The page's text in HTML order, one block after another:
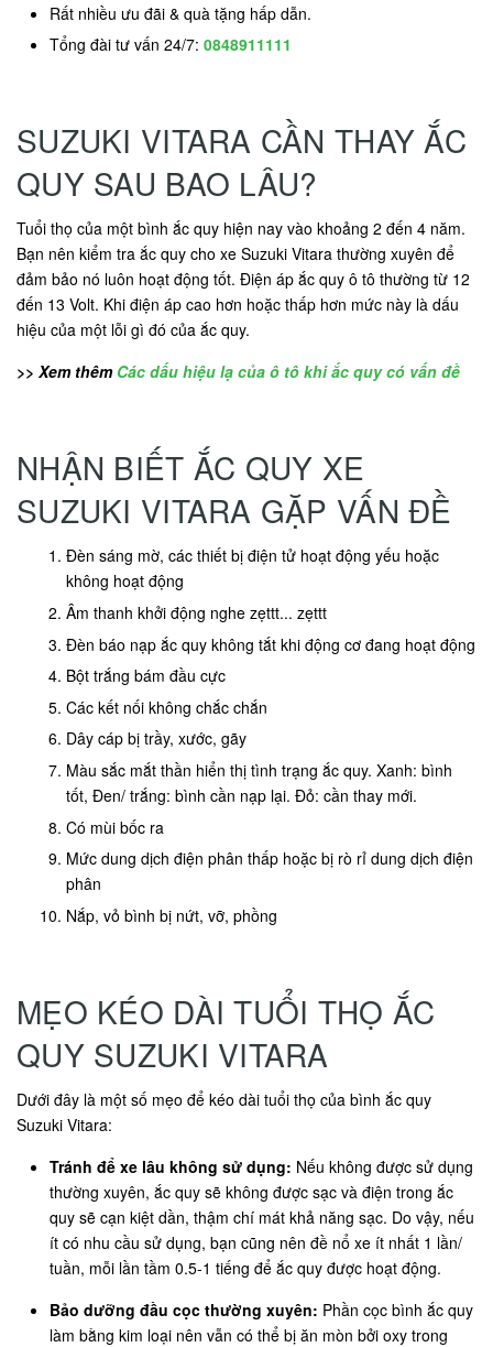
Rất nhiều ưu đãi & quà tặng hấp dẫn.
Tổng đài tư vấn 24/7: 0848911111
SUZUKI VITARA CẦN THAY ẮC
QUY SAU BAO LÂU?
Tuổi thọ của một bình ắc quy hiện nay vào khoảng 2 đến 4 năm.
Bạn nên kiểm tra ắc quy cho xe Suzuki Vitara thường xuyên để
đảm bảo nó luôn hoạt động tốt. Điện áp ắc quy ô tô thường từ 12
đến 13 Volt. Khi điện áp cao hơn hoặc thấp hơn mức này là dấu
hiệu của một lỗi gì đó của ắc quy.
>> Xem thêm Các dấu hiệu lạ của ô tô khi ắc quy có vấn đề
NHẬN BIẾT ẮC QUY XE
SUZUKI VITARA GẶP VẤN ĐỀ
Đèn sáng mờ, các thiết bị điện tử hoạt động yếu hoặc
không hoạt động
Âm thanh khởi động nghe zẹttt... zẹttt
Đèn báo nạp ắc quy không tắt khi động cơ đang hoạt động
Bột trắng bám đầu cực
Các kết nối không chắc chắn
Dây cáp bị trầy, xước, gãy
Màu sắc mắt thần hiển thị tình trạng ắc quy. Xanh: bình
tốt, Đen/ trắng: bình cần nạp lại. Đỏ: cần thay mới.
Có mùi bốc ra
Mức dung dịch điện phân thấp hoặc bị rò rỉ dung dịch điện
phân
Nắp, vỏ bình bị nứt, vỡ, phồng
MẸO KÉO DÀI TUỔI THỌ ẮC
QUY SUZUKI VITARA
Dưới đây là một số mẹo để kéo dài tuổi thọ của bình ắc quy
Suzuki Vitara:
Tránh để xe lâu không sử dụng: Nếu không được sử dụng
thường xuyên, ắc quy sẽ không được sạc và điện trong ắc
quy sẽ cạn kiệt dần, thậm chí mát khả năng sạc. Do vậy, nếu
ít có nhu cầu sử dụng, bạn cũng nên đề nổ xe ít nhất 1 lần/
tuần, mỗi lần tầm 0.5-1 tiếng để ắc quy được hoạt động.
Bảo dưỡng đầu cọc thường xuyên: Phần cọc bình ắc quy
làm bằng kim loại nên vẫn có thể bị ăn mòn bởi oxy trong